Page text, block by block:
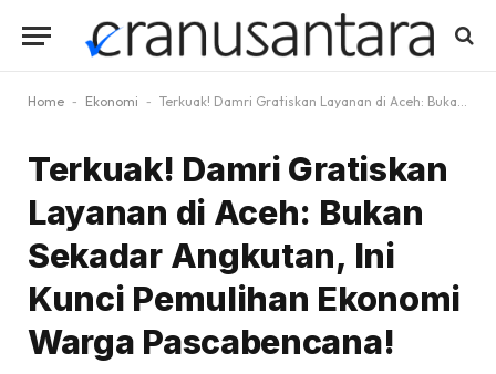
Home - Ekonomi - Terkuak! Damri Gratiskan Layanan di Aceh: Bukan Sekadar Angkutan, Ini Kunci Pemulihan Ekonomi Warga Pascabencana!
Terkuak! Damri Gratiskan
Layanan di Aceh: Bukan
Sekadar Angkutan, Ini
Kunci Pemulihan Ekonomi
Warga Pascabencana!